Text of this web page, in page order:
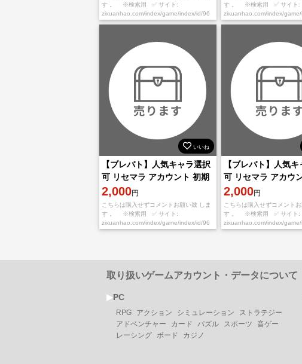
す 。 ※検索用 ✅ サイト:
zixuanhao.com/index/game/index/id/96
※お取引の流れ※ ①必ずご希望番号を
す 。 ※検索用 ✅ サイト:
zixuanhao.com/index/
※お取引の流れ※ ①必ずご
いいね
【ブレバト】人気キャラ選択
可 リセマラ アカウント 初期
垢
2,000円
こちらは購入せずコメントお願い致 しま
す 。 ※検索用 ✅ サイト:
zixuanhao.com/index/game/index/id/96
※お取引の流れ※ ①必ずご希望番号を
【ブレバト】人気
可 リセマラ アカウ
垢
2,000円
こちらは購入せずコメント
す 。 ※検索用 ✅ サイト:
zixuanhao.com/index/
※お取引の流れ※ ①必ずご
取り扱いゲームアカウント・データについて
▶︎PC
RPG アクション シミュレーション
ストラテジー
アドベンチャー
カード パズル スポーツ
音ゲー
レーシング
ボード カジノ